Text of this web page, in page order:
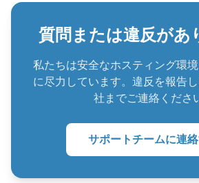
質問または違反があ
私たちは安全なホスティング環
に尽力しています。違反を報告
社までご連絡くださ
サポートチームに連